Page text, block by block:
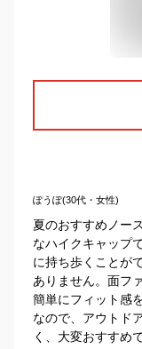
ぽうぽ(30代・女性)
夏のおすすめノー
なハイクキャップ
に持ち歩くことが
ありません。面フ
簡単にフィット感
なので、アウトド
く、大変おすすめで